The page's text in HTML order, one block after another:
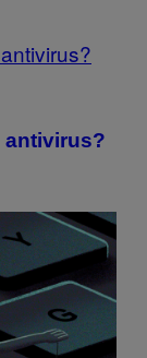
antivirus?